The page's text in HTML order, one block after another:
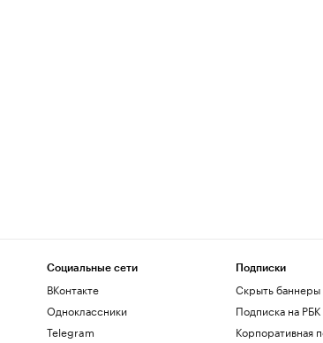
Социальные сети
ВКонтакте
Одноклассники
Telegram
Подписки
Скрыть баннеры
Подписка на РБК
Корпоративная